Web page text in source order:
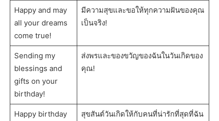
Happy and may
all your dreams
come true!
มีความสุขและขอให้ทุกความฝันของคุณ
เป็นจริง!
Sending my
blessings and
gifts on your
birthday!
ส่งพรและของขวัญของฉันในวันเกิดของ
คุณ!
Happy birthday
สุขสันต์วันเกิดให้กับคนที่น่ารักที่สุดที่ฉัน